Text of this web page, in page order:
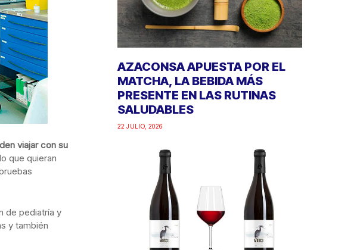
viajar con su
que quieran
de pediatría y
y también
AZACONSA APUESTA POR EL
MATCHA, LA BEBIDA MÁS
PRESENTE EN LAS RUTINAS
SALUDABLES
22 JULIO, 2026